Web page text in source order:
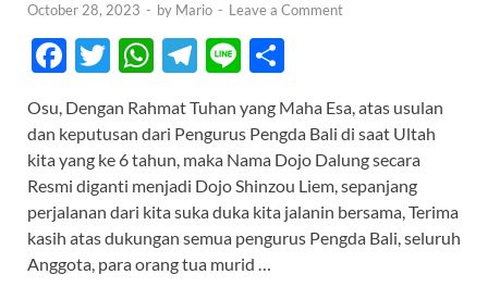
October 28, 2023 - by Mario - Leave a Comment
F
e
b
o
o
k
T
itt
er
W
at
s
A
p
p
T
e
gr
a
m
Li
e ar
e
Osu, Dengan Rahmat Tuhan yang Maha Esa, atas usulan
dan keputusan dari Pengurus Pengda Bali di saat Ultah
kita yang ke 6 tahun, maka Nama Dojo Dalung secara
Resmi diganti menjadi Dojo Shinzou Liem, sepanjang
perjalanan dari kita suka duka kita jalanin bersama, Terima
kasih atas dukungan semua pengurus Pengda Bali, seluruh
Anggota, para orang tua murid …